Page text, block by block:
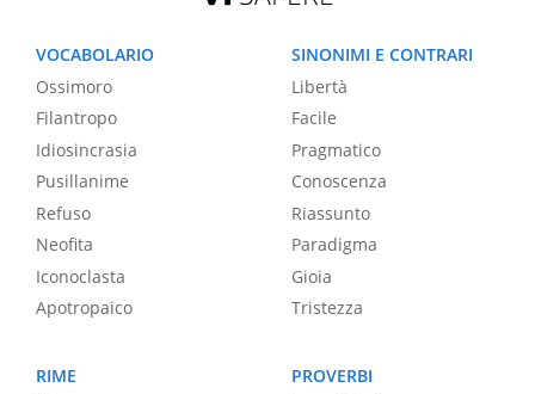
VOCABOLARIO
Ossimoro
Filantropo
Idiosincrasia
Pusillanime
Refuso
Neofita
Iconoclasta
Apotropaico
SINONIMI E CONTRARI
Libertà
Facile
Pragmatico
Conoscenza
Riassunto
Paradigma
Gioia
Tristezza
RIME
PROVERBI